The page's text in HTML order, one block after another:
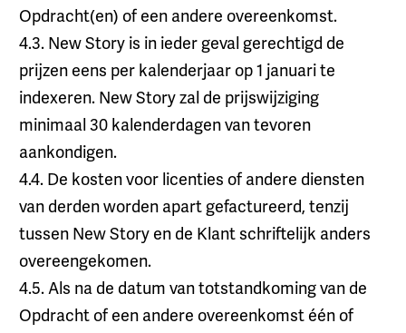
Opdracht(en) of een andere overeenkomst.
4.3. New Story is in ieder geval gerechtigd de
prijzen eens per kalenderjaar op 1 januari te
indexeren. New Story zal de prijswijziging
minimaal 30 kalenderdagen van tevoren
aankondigen.
4.4. De kosten voor licenties of andere diensten
van derden worden apart gefactureerd, tenzij
tussen New Story en de Klant schriftelijk anders
overeengekomen.
4.5. Als na de datum van totstandkoming van de
Opdracht of een andere overeenkomst één of